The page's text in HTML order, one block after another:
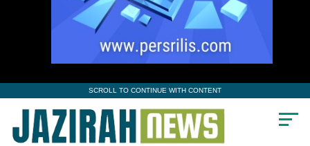
SCROLL TO CONTINUE WITH CONTENT